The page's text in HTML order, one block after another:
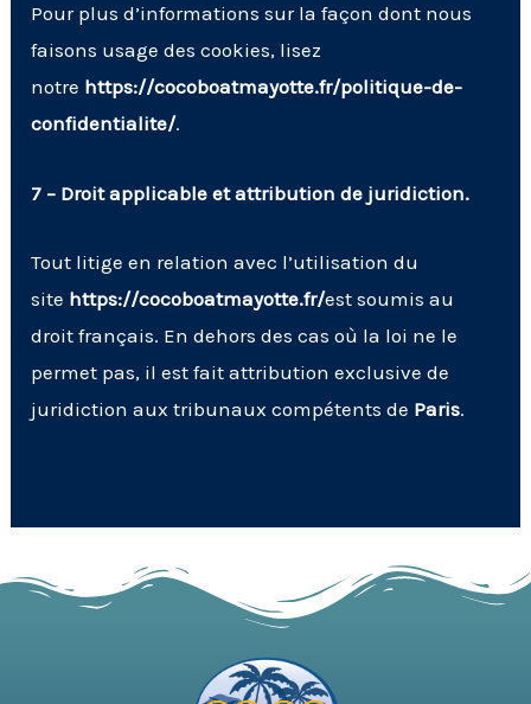
Pour plus d’informations sur la façon dont nous
faisons usage des cookies, lisez
notre https://cocoboatmayotte.fr/politique-de-
confidentialite/.
7 – Droit applicable et attribution de juridiction.
Tout litige en relation avec l’utilisation du
site https://cocoboatmayotte.fr/est soumis au
droit français. En dehors des cas où la loi ne le
permet pas, il est fait attribution exclusive de
juridiction aux tribunaux compétents de Paris.